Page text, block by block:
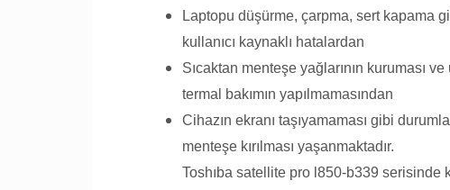
Laptopu düşürme, çarpma, sert kapama
kullanıcı kaynaklı hatalardan
Sıcaktan menteşe yağlarının kuruması
termal bakımın yapılmamasından
Cihazın ekranı taşıyamaması gibi
menteşe kırılması yaşanmaktadır.
Toshıba satellite pro l850-b339 serisinde